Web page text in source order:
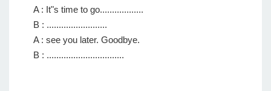
A : It"s time to go..................
B : .........................
A : see you later. Goodbye.
B : ................................